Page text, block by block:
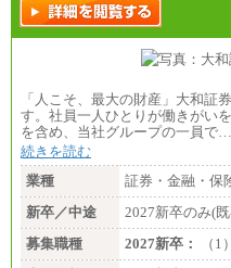
「人こそ、最大の財産」大和証
す。社員一人ひとりが働きがい
を含め、当社グループの一員で…
続きを読む
業種
証券・金融・保
新卒／中途
2027新卒のみ(
募集職種
2027新卒：
（1